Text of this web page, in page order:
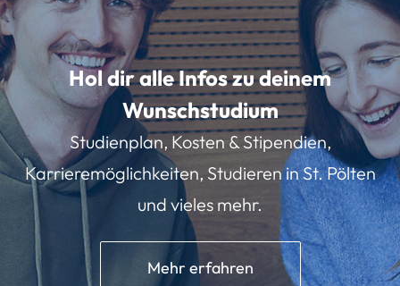
Hol dir alle Infos zu deinem
Wunschstudium
Studienplan, Kosten & Stipendien,
Karrieremöglichkeiten, Studieren in St. Pölten
und vieles mehr.
Mehr erfahren